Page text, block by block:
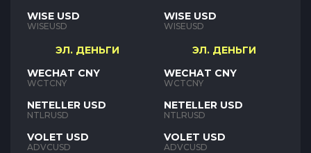
WISE USD
WISEUSD
ЭЛ. ДЕНЬГИ
WECHAT CNY
WCTCNY
NETELLER USD
NTLRUSD
VOLET USD
ADVCUSD
WISE USD
WISEUSD
ЭЛ. ДЕНЬГИ
WECHAT CNY
WCTCNY
NETELLER USD
NTLRUSD
VOLET USD
ADVCUSD